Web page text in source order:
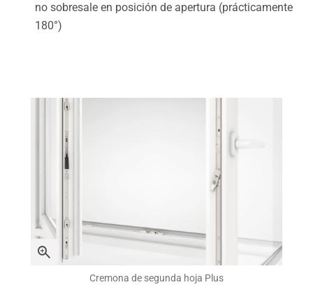
no sobresale en posición de apertura (prácticamente
180°)
Cremona de segunda hoja Plus